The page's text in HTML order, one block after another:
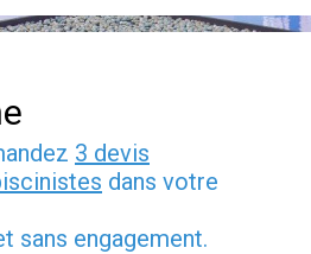
3 devis
dans votre
sans engagement.